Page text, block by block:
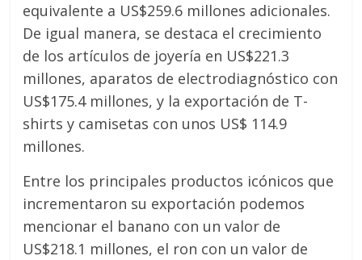
equivalente a US$259.6 millones adicionales.
De igual manera, se destaca el crecimiento
de los artículos de joyería en US$221.3
millones, aparatos de electrodiagnóstico con
US$175.4 millones, y la exportación de T-
shirts y camisetas con unos US$ 114.9
millones.
Entre los principales productos icónicos que
incrementaron su exportación podemos
mencionar el banano con un valor de
US$218.1 millones, el ron con un valor de